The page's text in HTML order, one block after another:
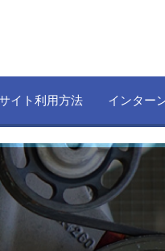
イト利用方法 インター